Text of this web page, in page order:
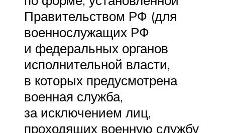
Правительством РФ (для
военнослужащих РФ
и федеральных органов
исполнительной власти,
в которых предусмотрена
военная служба,
за исключением лиц,
проходящих военную службу